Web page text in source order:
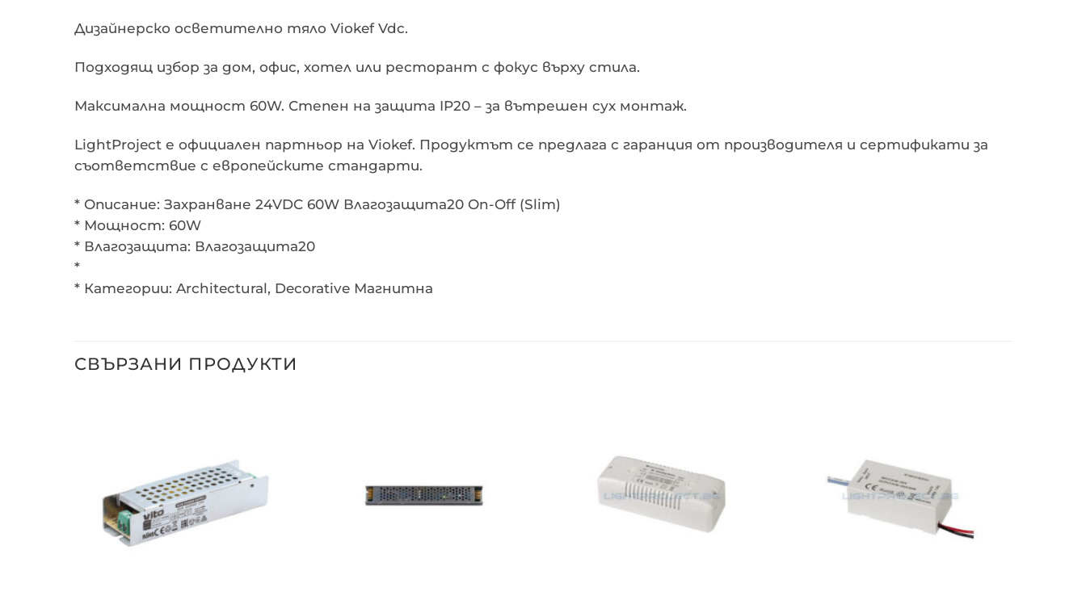
Дизайнерско осветително тяло Viokef Vdc.
Подходящ избор за дом, офис, хотел или ресторант с фокус върху стила.
Максимална мощност 60W. Степен на защита IP20 – за вътрешен сух монтаж.
LightProject е официален партньор на Viokef. Продуктът се предлага с гаранция от производителя и сертификати за
съответствие с европейските стандарти.
* Описание: Захранване 24VDC 60W Влагозащита20 On-Off (Slim)
* Мощност: 60W
* Влагозащита: Влагозащита20
*
* Категории: Architectural, Decorative Магнитна
СВЪРЗАНИ ПРОДУКТИ